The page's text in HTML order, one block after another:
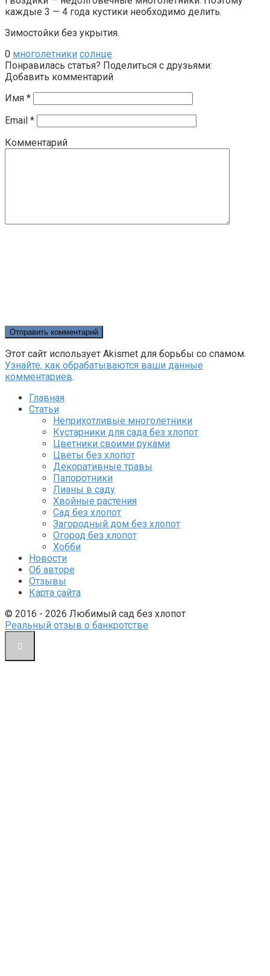
каждые 3 — 4 года кустики необходимо делить.
Зимостойки без укрытия.
0 многолетники солнце
Понравилась статья? Поделиться с друзьями:
Добавить комментарий
Имя *
Email *
Комментарий
Этот сайт использует Akismet для борьбы со спамом.
Узнайте, как обрабатываются ваши данные
комментариев.
Главная
Статьи
Неприхотливые многолетники
Кустарники для сада без хлопот
Цветники своими руками
Цветы без хлопот
Декоративные травы
Папоротники
Лианы в саду
Хвойные растения
Сад без хлопот
Загородный дом без хлопот
Огород без хлопот
Хобби
Новости
Об авторе
Отзывы
Карта сайта
© 2016 - 2026 Любимый сад без хлопот
Реальный отзыв о банкротстве